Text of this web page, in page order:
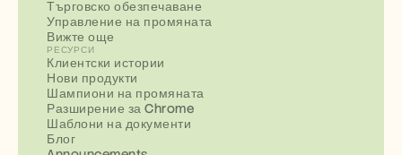
Търговско обезпечаване
Управление на промяната
Вижте още
РЕСУРСИ
Клиентски истории
Нови продукти
Шампиони на промяната
Разширение за Chrome
Шаблони на документи
Блог